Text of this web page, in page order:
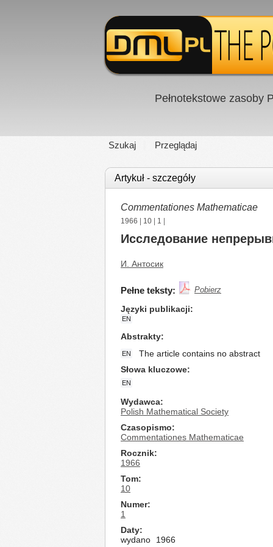
Pełnotekstowe zasoby
Szukaj Przeglądaj
Artykuł - szczegóły
Commentationes Mathematicae
1966 10 1
Исследование
И. Антосик
Pełne teksty: Pobierz
Języki publikacji
EN
Abstrakty
EN
The article contains no abstract
Słowa kluczowe
EN
Wydawca
Polish Mathematical Society
Czasopismo
Commentationes Mathematicae
Rocznik
1966
Tom
10
Numer
1
Daty
wydano
1966